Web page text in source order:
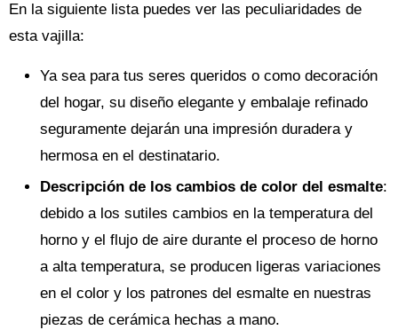
En la siguiente lista puedes ver las peculiaridades de
esta vajilla:
Ya sea para tus seres queridos o como decoración
del hogar, su diseño elegante y embalaje refinado
seguramente dejarán una impresión duradera y
hermosa en el destinatario.
Descripción de los cambios de color del esmalte:
debido a los sutiles cambios en la temperatura del
horno y el flujo de aire durante el proceso de horno
a alta temperatura, se producen ligeras variaciones
en el color y los patrones del esmalte en nuestras
piezas de cerámica hechas a mano.